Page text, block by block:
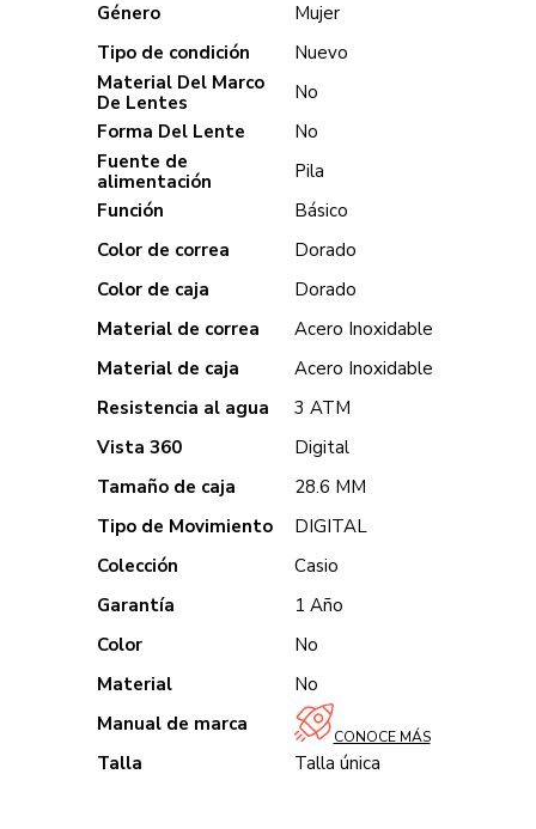
Género
Mujer
Tipo de condición
Nuevo
Material Del Marco
De Lentes
No
Forma Del Lente
No
Fuente de
alimentación
Pila
Función
Básico
Color de correa
Dorado
Color de caja
Dorado
Material de correa
Acero Inoxidable
Material de caja
Acero Inoxidable
Resistencia al agua
3 ATM
Vista 360
Digital
Tamaño de caja
28.6 MM
Tipo de Movimiento
DIGITAL
Colección
Casio
Garantía
1 Año
Color
No
Material
No
Manual de marca
CONOCE MÁS
Talla Talla única